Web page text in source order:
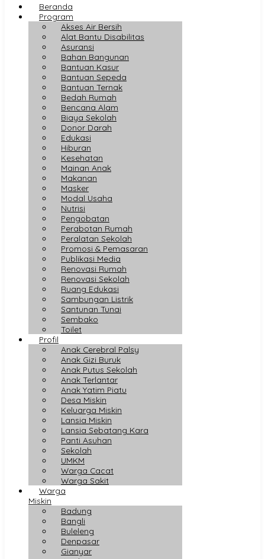
Beranda
Program
Akses Air Bersih
Alat Bantu Disabilitas
Asuransi
Bahan Bangunan
Bantuan Kasur
Bantuan Sepeda
Bantuan Ternak
Bedah Rumah
Bencana Alam
Biaya Sekolah
Donor Darah
Edukasi
Hiburan
Kesehatan
Mainan Anak
Makanan
Masker
Modal Usaha
Nutrisi
Pengobatan
Perabotan Rumah
Peralatan Sekolah
Promosi & Pemasaran
Publikasi Media
Renovasi Rumah
Renovasi Sekolah
Ruang Edukasi
Sambungan Listrik
Santunan Tunai
Sembako
Toilet
Profil
Anak Cerebral Palsy
Anak Gizi Buruk
Anak Putus Sekolah
Anak Terlantar
Anak Yatim Piatu
Desa Miskin
Keluarga Miskin
Lansia Miskin
Lansia Sebatang Kara
Panti Asuhan
Sekolah
UMKM
Warga Cacat
Warga Sakit
Warga
Miskin
Badung
Bangli
Buleleng
Denpasar
Gianyar